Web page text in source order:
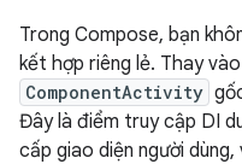
Trong Compose, bạn
kết hợp riêng lẻ. Thay
ComponentActivity
Đây là điểm truy cập DI
cấp giao diện người